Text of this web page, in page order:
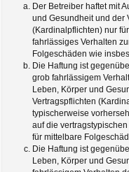
Der Betreiber haftet mit
und Gesundheit und der
(Kardinalpflichten) nur
fahrlässiges Verhalten
Folgeschäden wie
Die Haftung ist
grob fahrlässigem
Leben, Körper und
Vertragspflichten
typischerweise
auf die
für mittelbare
Die Haftung ist
Leben, Körper und